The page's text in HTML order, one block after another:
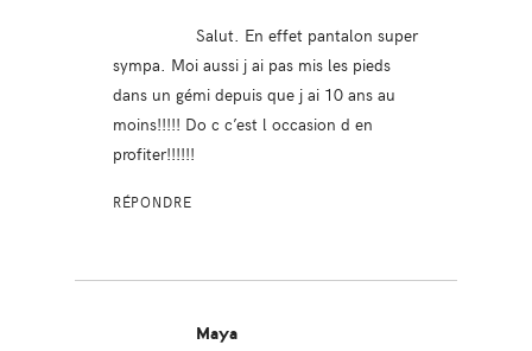
Salut. En effet pantalon super
sympa. Moi aussi j ai pas mis les pieds
dans un gémi depuis que j ai 10 ans au
moins!!!!! Do c c’est l occasion d en
profiter!!!!!!
RÉPONDRE
Maya